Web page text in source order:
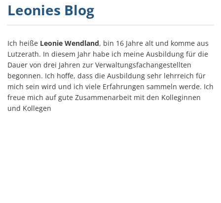
Leonies
Blog
Leonies Blog
Ich heiße Leonie Wendland, bin 16 Jahre alt und komme aus
Lutzerath. In diesem Jahr habe ich meine Ausbildung für die
Dauer von drei Jahren zur Verwaltungsfachangestellten
begonnen. Ich hoffe, dass die Ausbildung sehr lehrreich für
mich sein wird und ich viele Erfahrungen sammeln werde. Ich
freue mich auf gute Zusammenarbeit mit den Kolleginnen
und Kollegen